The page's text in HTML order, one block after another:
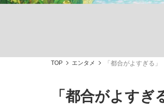
「敗因分析は一切聞かれ
キングの誕生を、目撃せよ
TOP エンタメ 「都合がよすぎる
「都合がよす